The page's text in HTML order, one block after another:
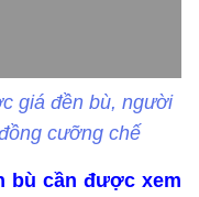
giá đền bù, người
cưỡng chế
bù cần được xem